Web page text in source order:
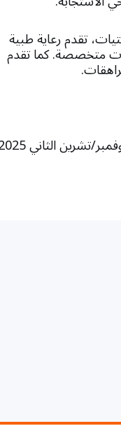
مساحة آمنة للنساء والفتيات، تقدم رعاية طبية
متخصصة. كما تقدم